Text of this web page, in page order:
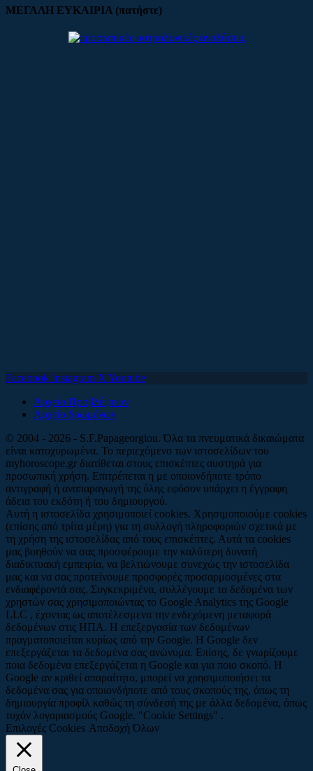
ΜΕΓΑΛΗ ΕΥΚΑΙΡΙΑ (πατήστε)
Facebook Instagram X Youtube
Αρχείο Προβλέψεων
Αρχείο δρωμένων
© 2004 - 2026 - S.F.Papageorgiou. Όλα τα πνευματικά δικαιώματα
είναι κατοχυρωμένα. Το περιεχόμενο των ιστοσελίδων του
myhoroscope.gr διατίθεται στους επισκέπτες αυστηρά για
προσωπική χρήση. Επιτρέπεται η με οποιονδήποτε τρόπο
αντιγραφή ή αναπαραγωγή της ύλης εφόσον υπάρχει η έγγραφη
άδεια του εκδότη ή του δημιουργού.
Αυτή η ιστοσελίδα χρησιμοποιεί cookies. Χρησιμοποιούμε cookies
(επίσης από τρίτα μέρη) για τη συλλογή πληροφοριών σχετικά με
τη χρήση της ιστοσελίδας από τους επισκέπτες. Αυτά τα cookies
μας βοηθούν να σας προσφέρουμε την καλύτερη δυνατή
διαδικτυακή εμπειρία, να βελτιώνουμε συνεχώς την ιστοσελίδα
μας και να σας προτείνουμε προσφορές προσαρμοσμένες στα
ενδιαφέροντά σας. Συγκεκριμένα, συλλέγουμε τα δεδομένα των
χρηστών σας χρησιμοποιώντας το Google Analytics της Google
LLC , έχοντας ως αποτέλεσμενα την ενδεχόμενη μεταφορά
δεδομένων στις ΗΠΑ. Η επεξεργασία των δεδομένων
πραγματοποιείται κυρίως από την Google. Η Google δεν
επεξεργάζεται τα δεδομένα σας ανώνυμα. Επίσης, δε γνωρίζουμε
ποια δεδομένα επεξεργάζεται η Google και για ποιο σκοπό. Η
Google αν κριθεί απαραίτητο, μπορεί να χρησιμοποιήσει τα
δεδομένα σας για οποιονδήποτε από τους σκοπούς της, όπως τη
δημιουργία προφίλ καθώς τη σύνδεσή της με άλλα δεδομένα, όπως
τυχόν λογαριασμούς Google. "Cookie Settings" .
Επιλογές Cookies Αποδοχή Όλων